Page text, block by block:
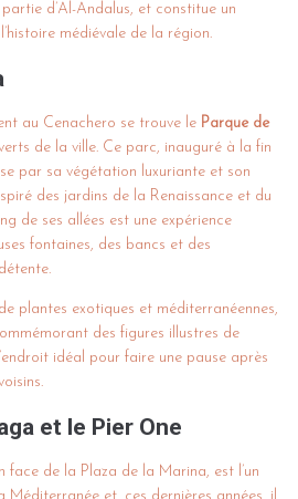
d’Al-Andalus, et constitue un
médiévale de la région.
au Cenachero se trouve le Parque de
de la ville. Ce parc, inauguré à la fin
par sa végétation luxuriante et son
des jardins de la Renaissance et du
de ses allées est une expérience
fontaines, des bancs et des
plantes exotiques et méditerranéennes,
des figures illustres de
idéal pour faire une pause après
et le Pier One
face de la Plaza de la Marina, est l’un